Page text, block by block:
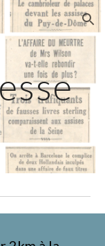
Skip to navigation